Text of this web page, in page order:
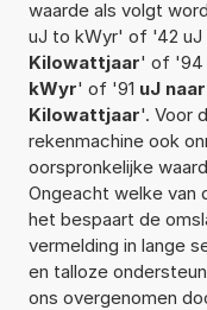
waarde als volgt
uJ to kWyr' of '42
Kilowattjaar' of '94
kWyr' of '91 uJ
Kilowattjaar'. Voor
rekenmachine ook
oorspronkelijke
Ongeacht welke van
het bespaart de
vermelding in lange
en talloze
ons overgenomen